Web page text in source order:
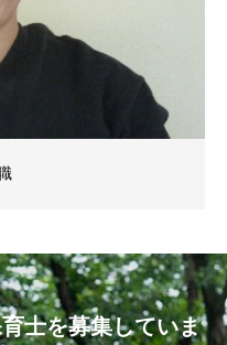
職
士を募集していま